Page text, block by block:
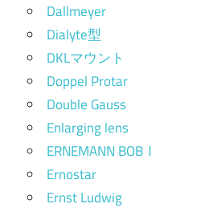
Dallmeyer
Dialyte型
DKLマウント
Doppel Protar
Double Gauss
Enlarging lens
ERNEMANN BOBⅠ
Ernostar
Ernst Ludwig